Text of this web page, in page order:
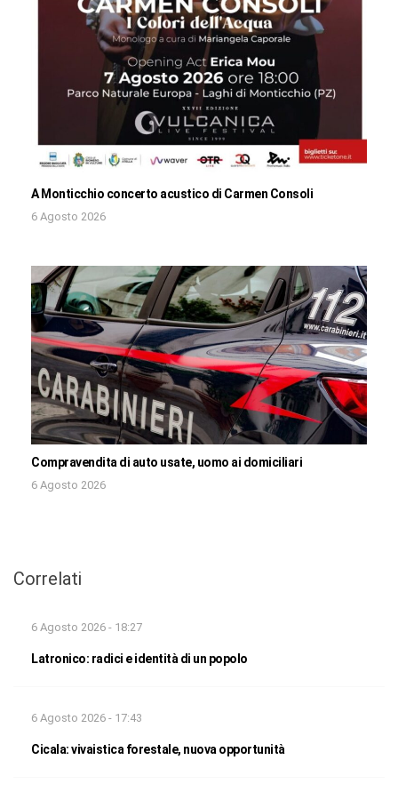
A Monticchio concerto acustico di Carmen Consoli
6 Agosto 2026
Compravendita di auto usate, uomo ai domiciliari
6 Agosto 2026
Correlati
6 Agosto 2026 - 18:27
Latronico: radici e identità di un popolo
6 Agosto 2026 - 17:43
Cicala: vivaistica forestale, nuova opportunità